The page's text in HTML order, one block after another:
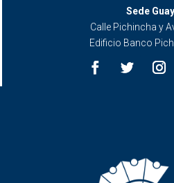
Sede
Calle Pichincha y
Edificio Banco